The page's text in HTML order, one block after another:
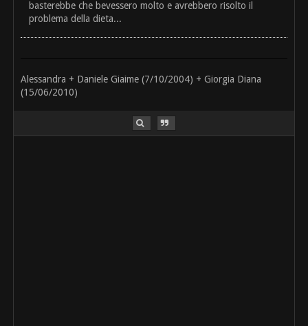
basterebbe che bevessero molto e avrebbero risolto il
problema della dieta...
Alessandra + Daniele Giaime (7/10/2004) + Giorgia Diana
(15/06/2010)